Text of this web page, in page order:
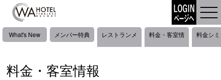
What's New メンバー特典
レストランメ
ニュー
料金・客室情
報
料金シ
ーシ
料金・客室情報